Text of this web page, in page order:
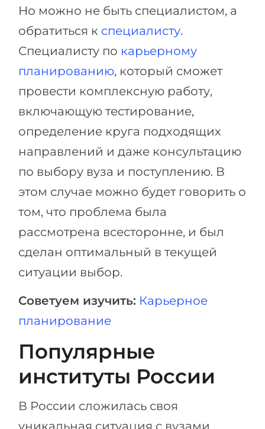
Но можно не быть специалистом, а
обратиться к специалисту.
Специалисту по карьерному
планированию, который сможет
провести комплексную работу,
включающую тестирование,
определение круга подходящих
направлений и даже консультацию
по выбору вуза и поступлению. В
этом случае можно будет говорить о
том, что проблема была
рассмотрена всесторонне, и был
сделан оптимальный в текущей
ситуации выбор.
Советуем изучить: Карьерное
планирование
Популярные
институты России
В России сложилась своя
уникальная ситуация с вузами,